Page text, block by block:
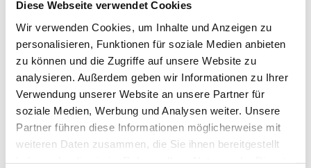
Diese Webseite verwendet Cookies
Wir verwenden Cookies, um Inhalte und Anzeigen zu
personalisieren, Funktionen für soziale Medien anbieten
zu können und die Zugriffe auf unsere Website zu
analysieren. Außerdem geben wir Informationen zu Ihrer
Verwendung unserer Website an unsere Partner für
soziale Medien, Werbung und Analysen weiter. Unsere
Partner führen diese Informationen möglicherweise mit
weiteren Daten zusammen, die Sie ihnen bereitgestellt
Teilnahme am Bereitschaftsdienst
Ihr Profil:
Das sollten Sie als Assistenzarzt Neurologie im
Großraum Frankfurt am Main (m/w/d)
deutsche Approbation
Interesse an Fragen der neurologischen Versorgung
respektvoll-wertschätzende Grundhaltung